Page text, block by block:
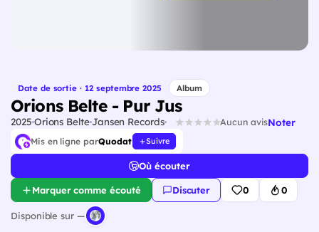
Date de sortie · 12 septembre 2025 Album
Orions Belte - Pur Jus
2025 Orions BelteJansen Records Aucun avisNoter
Mis en ligne parQuodat Suivre
Où écouter
Marquer comme écouté Discuter 0 0
Disponible sur —